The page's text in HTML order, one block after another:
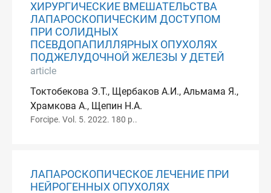
ХИРУРГИЧЕСКИЕ ВМЕШАТЕЛЬСТВА
ЛАПАРОСКОПИЧЕСКИМ ДОСТУПОМ
ПРИ СОЛИДНЫХ
ПСЕВДОПАПИЛЛЯРНЫХ ОПУХОЛЯХ
ПОДЖЕЛУДОЧНОЙ ЖЕЛЕЗЫ У ДЕТЕЙ
article
Токтобекова Э.Т., Щербаков А.И., Альмама Я.,
Храмкова А., Щепин Н.А.
Forcipe. Vol. 5. 2022. 180 p..
ЛАПАРОСКОПИЧЕСКОЕ ЛЕЧЕНИЕ ПРИ
НЕЙРОГЕННЫХ ОПУХОЛЯХ